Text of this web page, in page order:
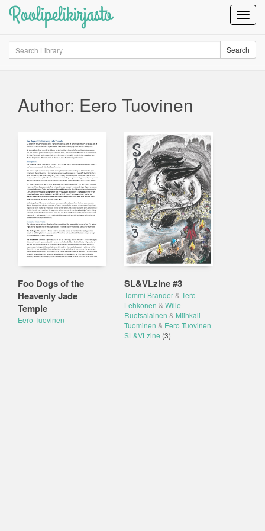
Roolipelikirjasto
Search Search
Author: Eero Tuovinen
Foo Dogs of the
Heavenly Jade
Temple
Eero Tuovinen
SL&VLzine #3
Tommi Brander& Tero
Lehkonen & Wille
Ruotsalainen & Miihkali
Tuominen & Eero Tuovinen
SL&VLzine (3)